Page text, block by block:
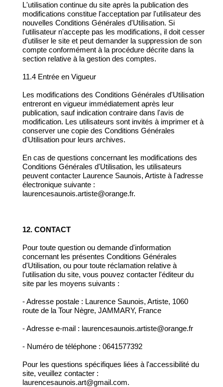
L'utilisation continue du site après la publication des
modifications constitue l'acceptation par l'utilisateur des
nouvelles Conditions Générales d'Utilisation. Si
l'utilisateur n'accepte pas les modifications, il doit cesser
d'utiliser le site et peut demander la suppression de son
compte conformément à la procédure décrite dans la
section relative à la gestion des comptes.
11.4 Entrée en Vigueur
Les modifications des Conditions Générales d'Utilisation
entreront en vigueur immédiatement après leur
publication, sauf indication contraire dans l'avis de
modification. Les utilisateurs sont invités à imprimer et à
conserver une copie des Conditions Générales
d'Utilisation pour leurs archives.
En cas de questions concernant les modifications des
Conditions Générales d'Utilisation, les utilisateurs
peuvent contacter Laurence Saunois, Artiste à l'adresse
électronique suivante :
laurencesaunois.artiste@orange.fr.
12. CONTACT
Pour toute question ou demande d'information
concernant les présentes Conditions Générales
d'Utilisation, ou pour toute réclamation relative à
l'utilisation du site, vous pouvez contacter l'éditeur du
site par les moyens suivants :
- Adresse postale : Laurence Saunois, Artiste, 1060
route de la Tour Nègre, JAMMARY, France
- Adresse e-mail : laurencesaunois.artiste@orange.fr
- Numéro de téléphone : 0641577392
Pour les questions spécifiques liées à l'accessibilité du
site, veuillez contacter :
laurencesaunois.art@gmail.com.